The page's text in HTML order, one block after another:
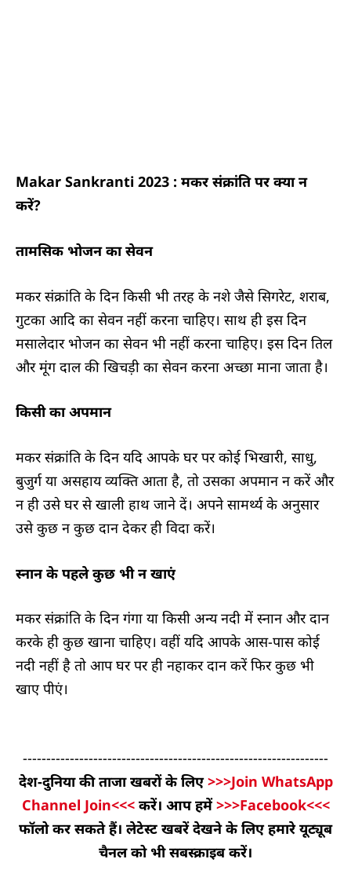
Makar Sankranti 2023 : मकर संक्रांति पर क्या न
करें?
तामसिक भोजन का सेवन
मकर संक्रांति के दिन किसी भी तरह के नशे जैसे सिगरेट, शराब,
गुटका आदि का सेवन नहीं करना चाहिए। साथ ही इस दिन
मसालेदार भोजन का सेवन भी नहीं करना चाहिए। इस दिन तिल
और मूंग दाल की खिचड़ी का सेवन करना अच्छा माना जाता है।
किसी का अपमान
मकर संक्रांति के दिन यदि आपके घर पर कोई भिखारी, साधु,
बुजुर्ग या असहाय व्यक्ति आता है, तो उसका अपमान न करें और
न ही उसे घर से खाली हाथ जाने दें। अपने सामर्थ्य के अनुसार
उसे कुछ न कुछ दान देकर ही विदा करें।
स्नान के पहले कुछ भी न खाएं
मकर संक्रांति के दिन गंगा या किसी अन्य नदी में स्नान और दान
करके ही कुछ खाना चाहिए। वहीं यदि आपके आस-पास कोई
नदी नहीं है तो आप घर पर ही नहाकर दान करें फिर कुछ भी
खाए पीएं।
-----------------------------------------------------------------
देश-दुनिया की ताजा खबरों के लिए>>>Join WhatsApp
Channel Join<<< करें। आप हमें>>>Facebook<<<
फॉलो कर सकते हैं। लेटेस्ट खबरें देखने के लिए हमारे यूट्यूब
चैनल को भी सबस्क्राइब करें।